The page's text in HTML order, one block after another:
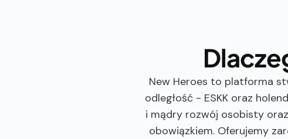
New Heroes to platforma
odległość - ESKK oraz
i mądry rozwój osobisty
obowiązkiem. Oferujemy